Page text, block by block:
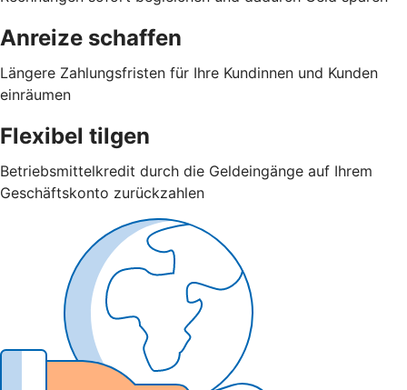
Anreize schaffen
Längere Zahlungsfristen für Ihre Kundinnen und Kunden
einräumen
Flexibel tilgen
Betriebsmittelkredit durch die Geldeingänge auf Ihrem
Geschäftskonto zurückzahlen